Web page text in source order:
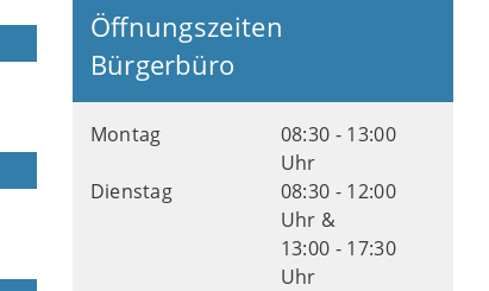
Öffnungszeiten
Bürgerbüro
Montag
08:30 - 13:00
Uhr
Dienstag
08:30 - 12:00
Uhr &
13:00 - 17:30
Uhr